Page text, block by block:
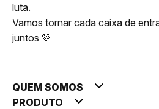
luta.
Vamos tornar cada caixa de
juntos 💚
QUEM SOMOS
PRODUTO